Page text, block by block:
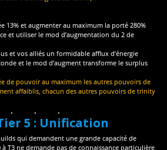
13% et augmenter au maximum la porté 280%
et utiliser le mod d’augmentation du 2 de
et vos alliés un formidable afflux d’énergie
et le mod d’augment transforme le surplus
de pouvoir au maximum les autres pouvoirs de
affaiblis, chacun des autres pouvoirs de trinity
5 : Unification
qui demandent une grande capacité de
T3 ne demande pas de connaissance particulière